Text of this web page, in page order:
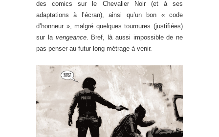
des comics sur le Chevalier Noir (et à ses
adaptations à l’écran), ainsi qu’un bon « code
d’honneur », malgré quelques tournures (justifiées)
sur la vengeance. Bref, là aussi impossible de ne
pas penser au futur long-métrage à venir.